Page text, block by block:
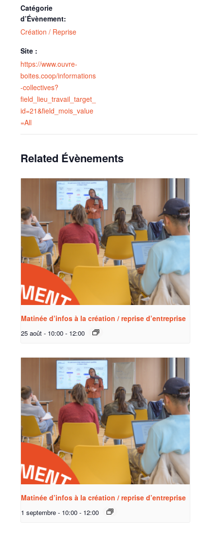
Catégorie
d’Évènement:
Création / Reprise
Site :
https://www.ouvre-
boites.coop/informations
-collectives?
field_lieu_travail_target_
id=21&field_mois_value
=All
Related Évènements
Matinée d’infos à la création / reprise d’entreprise
25 août - 10:00 - 12:00
Matinée d’infos à la création / reprise d’entreprise
1 septembre - 10:00 - 12:00